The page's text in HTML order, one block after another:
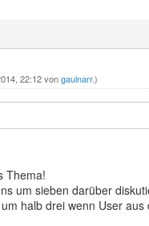
22:12 vongaulnarr.)
Thema!
um sieben darüber
halb drei wenn User